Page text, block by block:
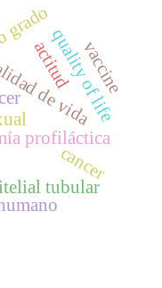
profiláctica
tubular
de vida
quality of life
actitudvaccine
cancer